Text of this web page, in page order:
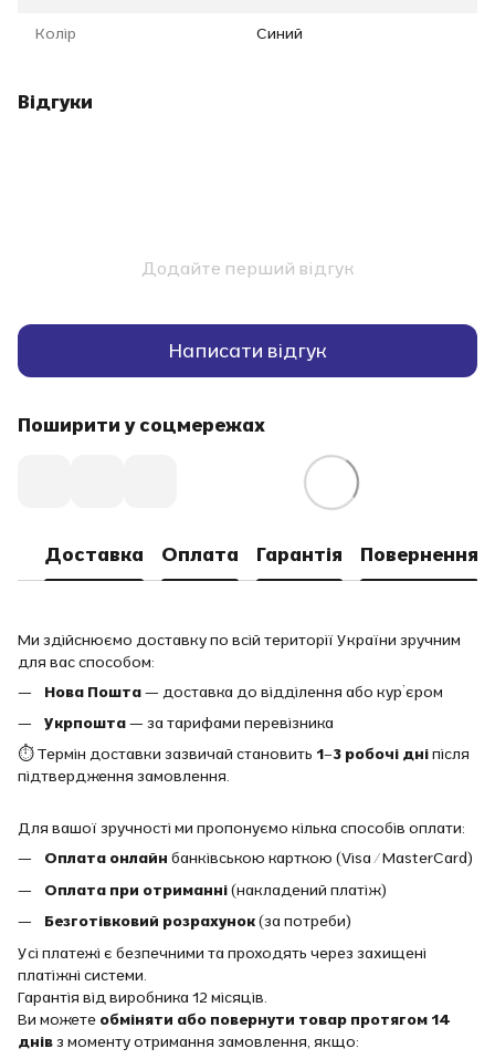
Колір Синий
Відгуки
Додайте перший відгук
Написати відгук
Поширити у соцмережах
Доставка Оплата Гарантія Повернення
Ми здійснюємо доставку по всій території України зручним
для вас способом:
Нова Пошта— доставка до відділення або кур’єром
Укрпошта— за тарифами перевізника
⏱ Термін доставки зазвичай становить 1–3 робочі дніпісля
підтвердження замовлення.
Для вашої зручності ми пропонуємо кілька способів оплати:
Оплата онлайн банківською карткою (Visa / MasterCard)
Оплата при отриманні(накладений платіж)
Безготівковий розрахунок(за потреби)
Усі платежі є безпечними та проходять через захищені
платіжні системи.
Гарантія від виробника 12 місяців.
Ви можете обміняти або повернути товар протягом 14
днівз моменту отримання замовлення, якщо: